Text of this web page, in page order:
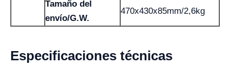
Tamaño del
envío/G.W.
470x430x85mm/2,6kg
Especificaciones técnicas